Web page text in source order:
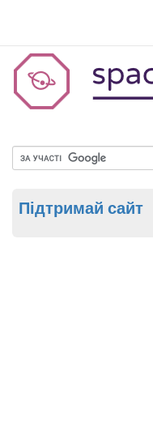
Підтримай сайт